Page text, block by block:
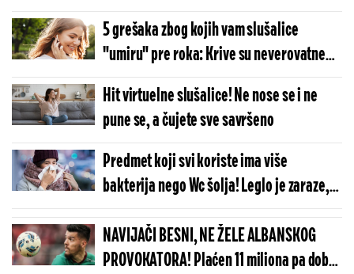
5 grešaka zbog kojih vam slušalice
"umiru" pre roka: Krive su neverovatne
sitnice
Hit virtuelne slušalice! Ne nose se i ne
pune se, a čujete sve savršeno
Predmet koji svi koriste ima više
bakterija nego Wc šolja! Leglo je zaraze,
zbog ovoga ste često bolesni
NAVIJAČI BESNI, NE ŽELE ALBANSKOG
PROVOKATORA! Plaćen 11 miliona pa dobio